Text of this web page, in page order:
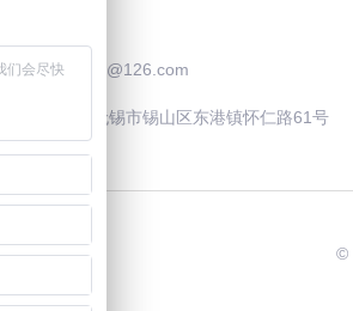
safooculture@126.com
中国·江苏·无锡市锡山区东港镇怀仁路61号
©